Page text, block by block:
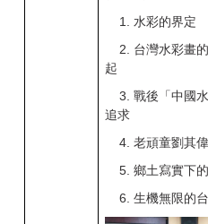
1. 水彩的界定
2. 台灣水彩畫
起
3. 戰後「中國
追求
4. 老頑童劉其
5. 鄉土寫實下
6. 生機無限的